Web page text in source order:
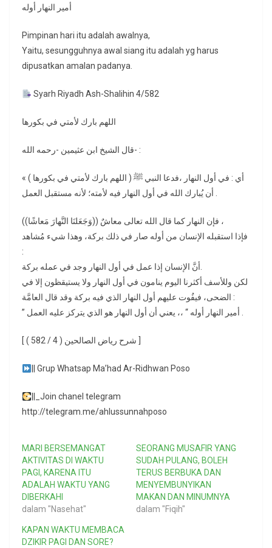
أمير النهار أوله
Pimpinan hari itu adalah awalnya,
Yaitu, sesungguhnya awal siang itu adalah yg harus
dipusatkan amalan padanya.
Syarh Riyadh Ash-Shalihin 4/582
اللهم بارك لأمتي في بكورها
قال الشيخ ابن عثيمين -رحمه الله- :
« ( اللهم بارك لأمتي في بكورها ) أي : في أول النهار ،فدعا النبي ﷺ
أن يُبارك الله في أول النهار فيه لأمته؛ لأنه مستقبل العمل .
فإن النهار كما قال الله تعالى معاشٌ ((وَجَعَلنَا النَّهارَ مَعاشًا)) ،
فإذا استقبله الإنسان من أوله صار في ذلك بركة، وهذا شيء مُشاهد
:
أنَّ الإنسان إذا عمل في أول النهار وجد في عمله بركة.
لكن وللأسف أكثرنا اليوم ينامون في أول النهار ولا يستيقظون إلا في
الضحى، فيفُوت عليهم أول النهار الذي فيه بركة وقد قال العامَّة :
” أمير النهار أوله “ ،، يعني أن أول النهار هو الذي يتركز عليه العمل .
|| Grup Whatsap Ma’had Ar-Ridhwan Poso
||_Join chanel telegram
http://telegram.me/ahlussunnahposo
MARI BERSEMANGAT
AKTIVITAS DI WAKTU
PAGI, KARENA ITU
ADALAH WAKTU YANG
DIBERKAHI
dalam "Nasehat"
SEORANG MUSAFIR YANG
SUDAH PULANG, BOLEH
TERUS BERBUKA DAN
MENYEMBUNYIKAN
MAKAN DAN MINUMNYA
dalam "Fiqih"
KAPAN WAKTU MEMBACA
DZIKIR PAGI DAN SORE?